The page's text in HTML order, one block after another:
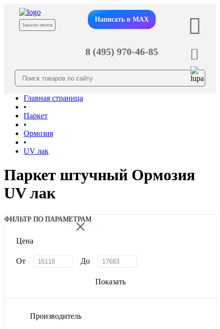
Заказать звонок
Написать в MAX
8 (495) 970-46-85
Главная страница
•
Паркет
•
Ормозия
•
UV лак
Паркет штучный Ормозия
UV лак
ФИЛЬТР ПО ПАРАМЕТРАМ
×
Цена
От До
Показать
Производитель